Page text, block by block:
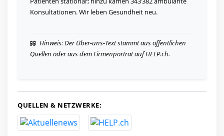
Konsultationen. Wir leben Gesundheit neu.
Hinweis: Der Über-uns-Text stammt aus öffentlichen
Quellen oder aus dem Firmenporträt auf HELP.ch.
QUELLEN & NETZWERKE: